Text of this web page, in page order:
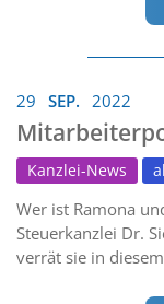
29 SEP. 2022
Kanzlei-News
Wer ist Ramona
Steuerkanzlei Dr.
verrät sie in